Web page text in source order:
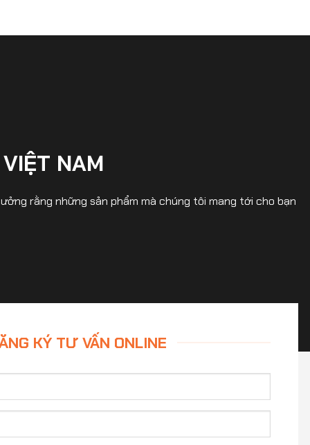
NAM
rằng những sản phẩm mà chúng tôi mang tới cho bạn
KÝ TƯ VẤN ONLINE